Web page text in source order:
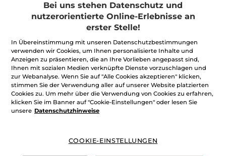
Kein
für
Matt
29,90€*
854,29€ / 100g
205.Rosa Pfingstrose
Menge
Bei uns stehen Datenschutz und
nutzerorientierte Online-Erlebnisse an
erster Stelle!
In Übereinstimmung mit unseren Datenschutzbestimmungen
verwenden wir Cookies, um Ihnen personalisierte Inhalte und
Anzeigen zu präsentieren, die an Ihre Vorlieben angepasst sind,
Ihnen mit sozialen Medien verknüpfte Dienste vorzuschlagen und
zur Webanalyse. Wenn Sie auf "Alle Cookies akzeptieren" klicken,
stimmen Sie der Verwendung aller auf unserer Website platzierten
Cookies zu. Um mehr über die Verwendung von Cookies zu erfahren,
klicken Sie im Banner auf "Cookie-Einstellungen" oder lesen Sie
unsere Datenschutzhinweise
COOKIE-EINSTELLUNGEN